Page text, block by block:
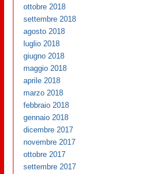
ottobre 2018
settembre 2018
agosto 2018
luglio 2018
giugno 2018
maggio 2018
aprile 2018
marzo 2018
febbraio 2018
gennaio 2018
dicembre 2017
novembre 2017
ottobre 2017
settembre 2017